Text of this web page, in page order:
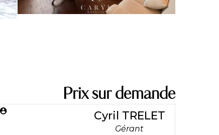
Prix sur demande
Cyril TRELET
Gérant